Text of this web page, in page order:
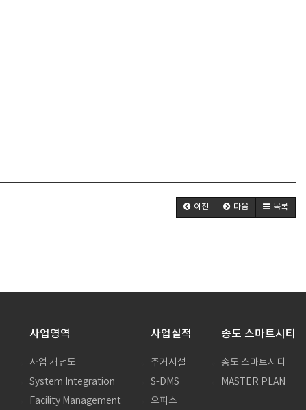
이전 다음 목록
사업영역
사업 개념도
System Integration
Facility Management
사업실적
주거시설
S-DMS
오피스
송도 스마트시티
송도 스마트시티
MASTER PLAN